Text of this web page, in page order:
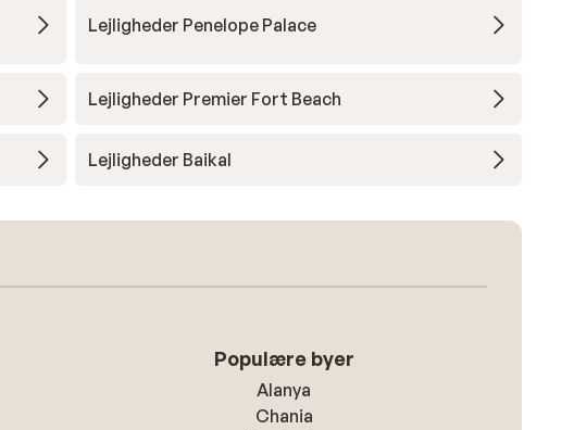
Lejligheder Penelope Palace
Lejligheder Premier Fort Beach
Lejligheder Baikal
Populære byer
Alanya
Chania